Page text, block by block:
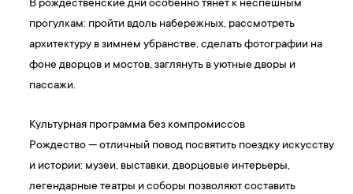
В рождественские дни особенно тянет к неспешным
прогулкам: пройти вдоль набережных, рассмотреть
архитектуру в зимнем убранстве, сделать фотографии на
фоне дворцов и мостов, заглянуть в уютные дворы и
пассажи.
Культурная программа без компромиссов
Рождество — отличный повод посвятить поездку искусству
и истории: музеи, выставки, дворцовые интерьеры,
легендарные театры и соборы позволяют составить